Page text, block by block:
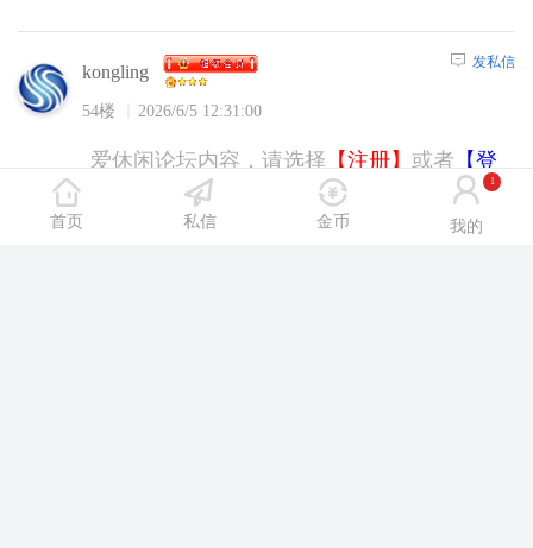
kongling
54楼 2026/6/5 12:31:00
发私信
爱休闲论坛内容，请选择 【注册】 或者 【登
陆】
后浏览！
首页 私信 金币 我的
1